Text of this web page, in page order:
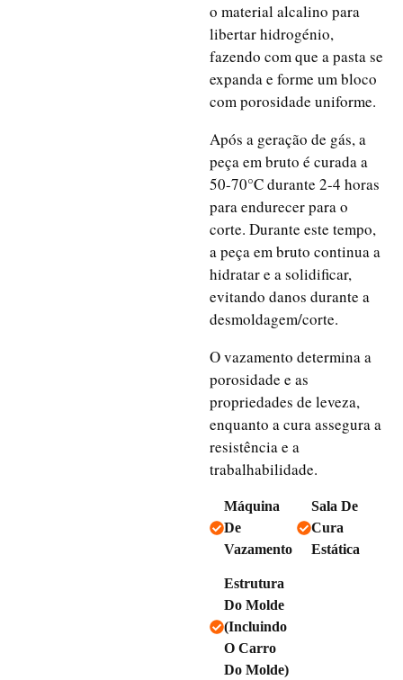
o material alcalino para
libertar hidrogénio,
fazendo com que a pasta se
expanda e forme um bloco
com porosidade uniforme.
Após a geração de gás, a
peça em bruto é curada a
50-70°C durante 2-4 horas
para endurecer para o
corte. Durante este tempo,
a peça em bruto continua a
hidratar e a solidificar,
evitando danos durante a
desmoldagem/corte.
O vazamento determina a
porosidade e as
propriedades de leveza,
enquanto a cura assegura a
resistência e a
trabalhabilidade.
Máquina
De
Vazamento
Estrutura
Do Molde
(incluindo
O Carro
Do Molde)
Sala De
Cura
Estática